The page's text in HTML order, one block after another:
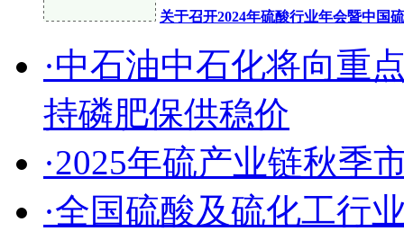
关于召开2024年硫酸行业年会暨中国
·中石油中石化将向重
持磷肥保供稳价
·2025年硫产业链秋季
·全国硫酸及硫化工行